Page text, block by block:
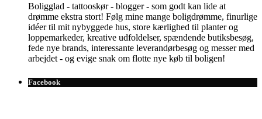
Boligglad - tattooskør - blogger - som godt kan lide at
drømme ekstra stort! Følg mine mange boligdrømme, finurlige
idéer til mit nybyggede hus, store kærlighed til planter og
loppemarkeder, kreative udfoldelser, spændende butiksbesøg,
fede nye brands, interessante leverandørbesøg og messer med
arbejdet - og evige snak om flotte nye køb til boligen!
Facebook